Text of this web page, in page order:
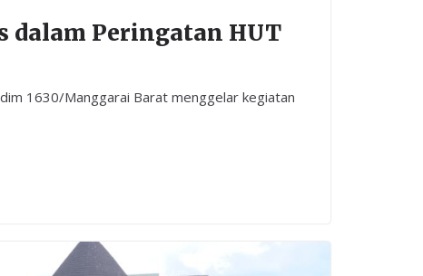
dalam Peringatan HUT
1630/Manggarai Barat menggelar kegiatan